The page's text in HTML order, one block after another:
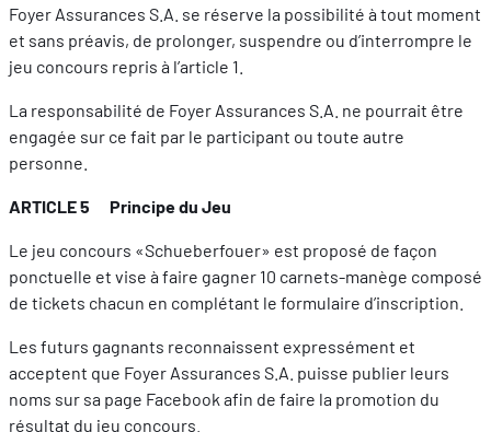
Foyer Assurances S.A. se réserve la possibilité à tout moment
et sans préavis, de prolonger, suspendre ou d’interrompre le
jeu concours repris à l’article 1.
La responsabilité de Foyer Assurances S.A. ne pourrait être
engagée sur ce fait par le participant ou toute autre
personne.
ARTICLE 5 Principe du Jeu
Le jeu concours «Schueberfouer» est proposé de façon
ponctuelle et vise à faire gagner 10 carnets-manège composé
de tickets chacun en complétant le formulaire d’inscription.
Les futurs gagnants reconnaissent expressément et
acceptent que Foyer Assurances S.A. puisse publier leurs
noms sur sa page Facebook afin de faire la promotion du
résultat du jeu concours.